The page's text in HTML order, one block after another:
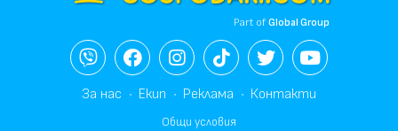
Part ofGlobal Group
За нас Екип Реклама Контакти
Общи условия